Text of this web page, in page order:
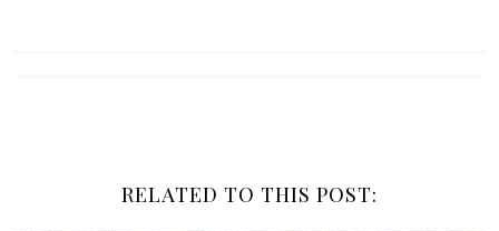
RELATED TO THIS POST: